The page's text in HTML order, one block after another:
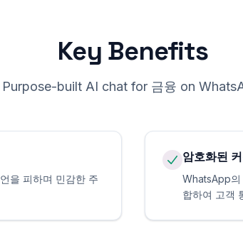
Key Benefits
Purpose-built AI chat for 금융 on
을 피하며 민감한 주
암호화된
WhatsApp의
합하여 고객